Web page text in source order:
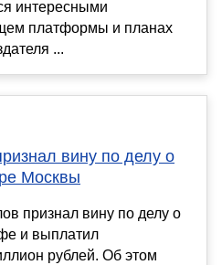
интересными
платформы и планах
...
вину по делу о
Москвы
признал вину по делу о
и выплатил
рублей. Об этом